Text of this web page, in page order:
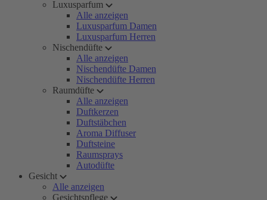
Luxusparfum
Alle anzeigen
Luxusparfum Damen
Luxusparfum Herren
Nischendüfte
Alle anzeigen
Nischendüfte Damen
Nischendüfte Herren
Raumdüfte
Alle anzeigen
Duftkerzen
Duftstäbchen
Aroma Diffuser
Duftsteine
Raumsprays
Autodüfte
Gesicht
Alle anzeigen
Gesichtspflege